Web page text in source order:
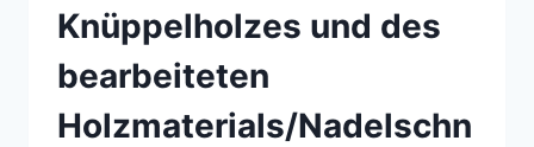
Knüppelholzes und des
bearbeiteten
Holzmaterials/Nadelschn